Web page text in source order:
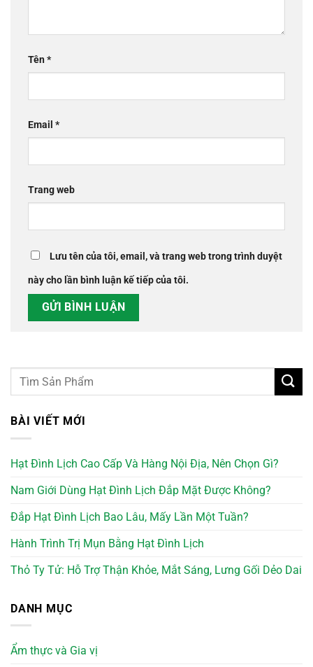
Tên*
Email *
Trang web
Lưu tên của tôi, email, và trang web trong trình duyệt
này cho lần bình luận kế tiếp của tôi.
BÀI VIẾT MỚI
Hạt Đình Lịch Cao Cấp Và Hàng Nội Địa, Nên Chọn Gì?
Nam Giới Dùng Hạt Đình Lịch Đắp Mặt Được Không?
Đắp Hạt Đình Lịch Bao Lâu, Mấy Lần Một Tuần?
Hành Trình Trị Mụn Bằng Hạt Đình Lịch
Thỏ Ty Tử: Hỗ Trợ Thận Khỏe, Mắt Sáng, Lưng Gối Dẻo Dai
DANH MỤC
Ẩm thực và Gia vị